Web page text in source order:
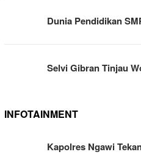
Dunia Pendidikan
Selvi Gibran Tinjau
INFOTAINMENT
Kapolres Ngawi